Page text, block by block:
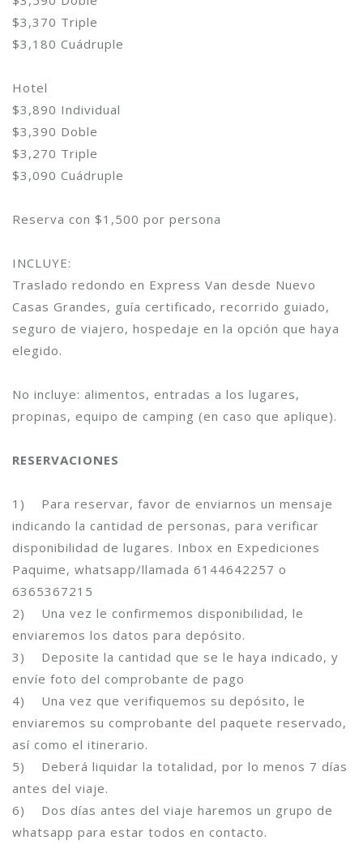
$3,370 Triple
$3,180 Cuádruple
Hotel
$3,890 Individual
$3,390 Doble
$3,270 Triple
$3,090 Cuádruple
Reserva con $1,500 por persona
INCLUYE:
Traslado redondo en Express Van desde Nuevo
Casas Grandes, guía certificado, recorrido guiado,
seguro de viajero, hospedaje en la opción que haya
elegido.
No incluye: alimentos, entradas a los lugares,
propinas, equipo de camping (en caso que aplique).
RESERVACIONES
1) Para reservar, favor de enviarnos un mensaje
indicando la cantidad de personas, para verificar
disponibilidad de lugares. Inbox en Expediciones
Paquime, whatsapp/llamada 6144642257 o
6365367215
2) Una vez le confirmemos disponibilidad, le
enviaremos los datos para depósito.
3) Deposite la cantidad que se le haya indicado, y
envíe foto del comprobante de pago
4) Una vez que verifiquemos su depósito, le
enviaremos su comprobante del paquete reservado,
así como el itinerario.
5) Deberá liquidar la totalidad, por lo menos 7 días
antes del viaje.
6) Dos días antes del viaje haremos un grupo de
whatsapp para estar todos en contacto.